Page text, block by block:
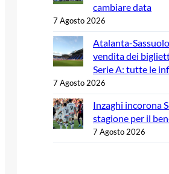
cambiare data
7 Agosto 2026
Atalanta-
vendita dei
Serie A: tutte le
7 Agosto 2026
Inzaghi incorona
stagione per il
7 Agosto 2026